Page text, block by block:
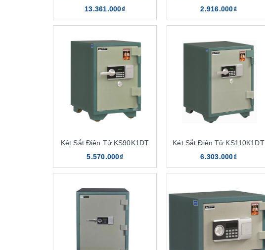
13.361.000₫
2.916.000₫
Két Sắt Điện Tử KS90K1DT
5.570.000₫
Két Sắt Điện Tử KS110K1DT
6.303.000₫